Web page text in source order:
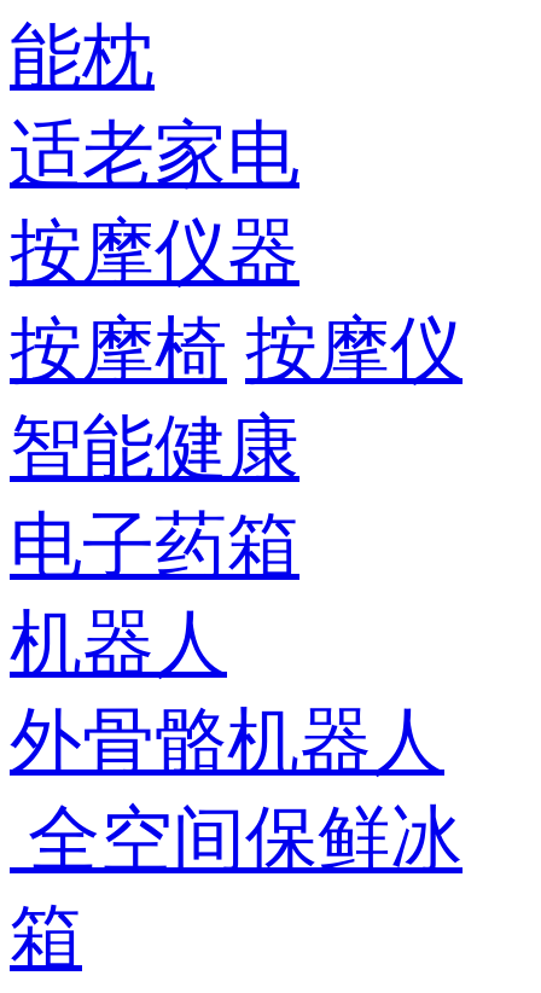
能枕
适老家电
按摩仪器
按摩椅 按摩仪
智能健康
电子药箱
机器人
外骨骼机器人
全空间保鲜冰
箱